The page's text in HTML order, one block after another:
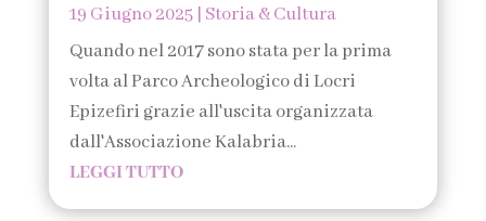
19 Giugno 2025| Storia & Cultura
Quando nel 2017 sono stata per la prima
volta al Parco Archeologico di Locri
Epizefiri grazie all'uscita organizzata
dall'Associazione Kalabria...
LEGGI TUTTO